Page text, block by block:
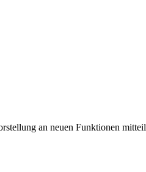
an neuen Funktionen